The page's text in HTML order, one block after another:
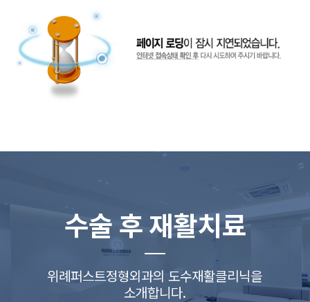
수술 후 재활치료
위례퍼스트정형외과의 도수재활클리닉을
소개합니다.